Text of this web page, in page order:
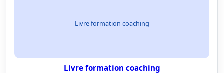
Livre formation coaching
Livre formation coaching